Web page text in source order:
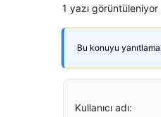
1 yazı
Bu konuyu
Kullanıcı adı: